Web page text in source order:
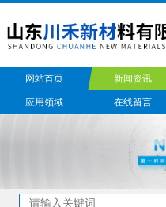
网站首页 新闻资讯
应用领域 在线留言